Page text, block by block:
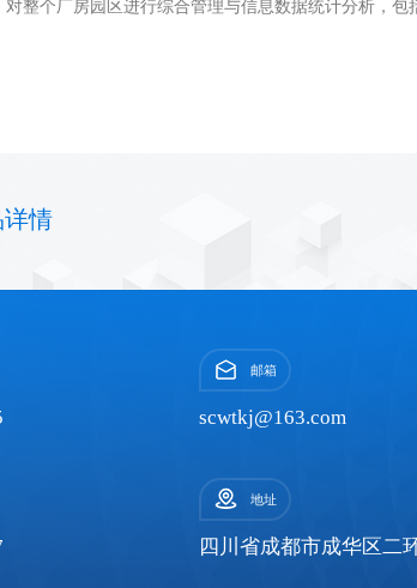
对整个厂房园区进行综合管理与信息数据统计分析，
详情
邮箱
scwtkj@163.com
地址
四川省成都市成华区二